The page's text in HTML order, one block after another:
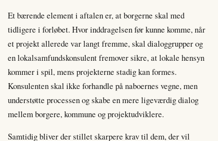
Et bærende element i aftalen er, at borgerne skal med
tidligere i forløbet. Hvor inddragelsen før kunne komme, når
et projekt allerede var langt fremme, skal dialoggrupper og
en lokalsamfundskonsulent fremover sikre, at lokale hensyn
kommer i spil, mens projekterne stadig kan formes.
Konsulenten skal ikke forhandle på naboernes vegne, men
understøtte processen og skabe en mere ligeværdig dialog
mellem borgere, kommune og projektudviklere.
Samtidig bliver der stillet skarpere krav til dem, der vil